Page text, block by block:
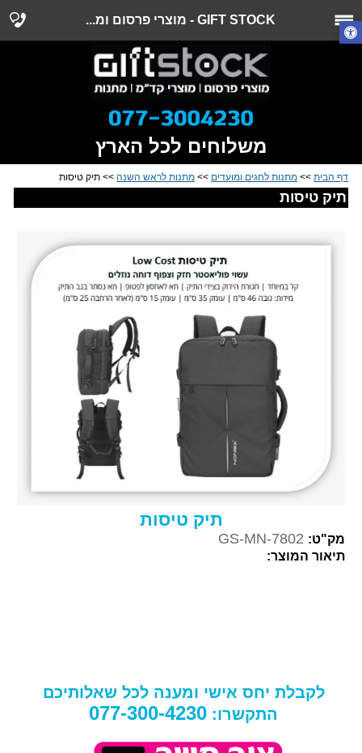
GIFT STOCK - מוצרי פרסום ומ...
משלוחים לכל הארץ
דף הבית >> מתנות לחגים ומועדים >> מתנות לראש השנה >> תיק טיסות
תיק טיסות
תיק טיסות
מק"ט: GS-MN-7802
תיאור המוצר:
לקבלת יחס אישי ומענה לכל שאלותיכם
התקשרו: 077-300-4230